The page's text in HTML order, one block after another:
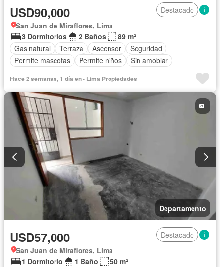
USD90,000
Destacado
San Juan de Miraflores, Lima
3 Dormitorios
2 Baños
89 m²
Gas natural
Terraza Ascensor
Seguridad
Permite mascotas
Permite niños Sin amoblar
Hace 2 semanas, 1 día en - Lima Propiedades
Departamento
USD57,000
Destacado
San Juan de Miraflores, Lima
1 Dormitorio
1 Baño
50 m²